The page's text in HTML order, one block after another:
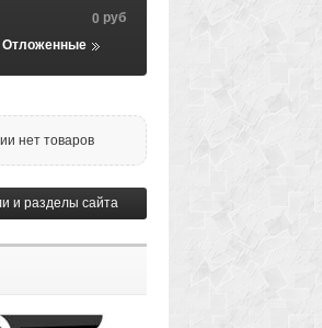
0 руб
Отложенные
нет товаров
и разделы сайта